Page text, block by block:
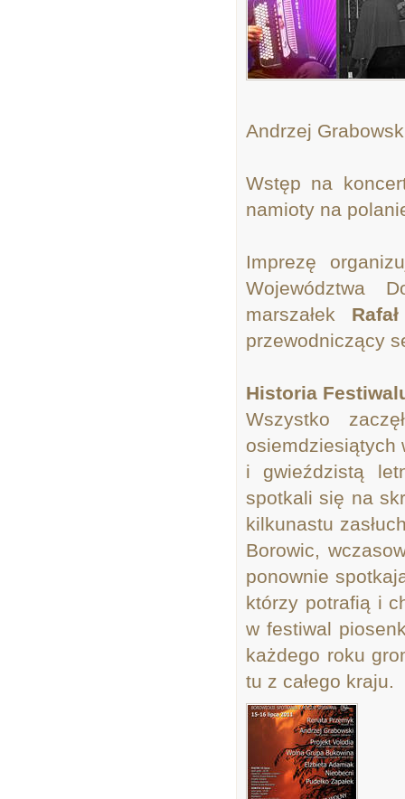
Andrzej
Wstęp na
namioty na
Imprezę
Województwa
marszałek
przewodniczący
Historia
Wszystko
osiemdziesiątych
i gwieździstą
spotkali się na
kilkunastu
Borowic,
ponownie
którzy potrafią i
w festiwal
każdego roku
tu z całego kraju.